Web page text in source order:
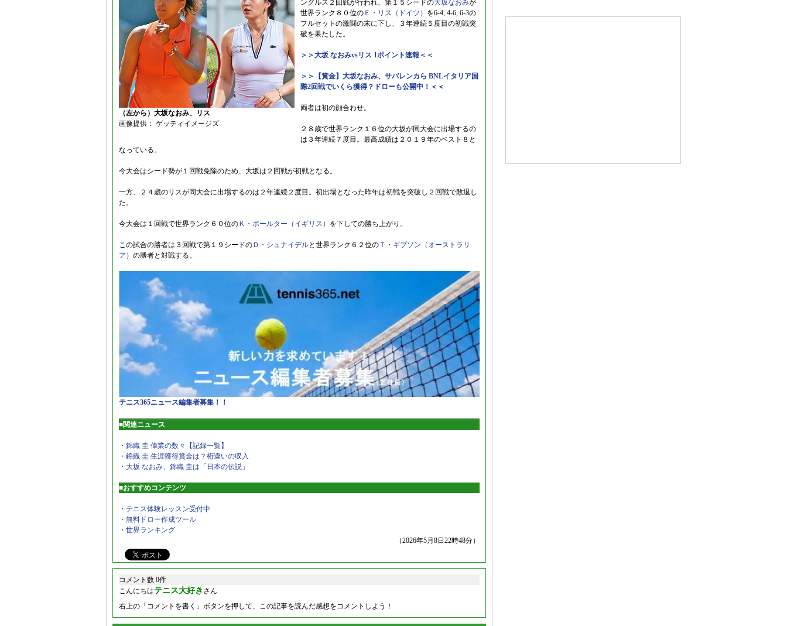
（左から）大坂なおみ、リス
画像提供： ゲッティイメージズ
ングルス２回戦が行われ、第１５シードの大坂なおみが
世界ランク８０位の Ｅ・リス（ドイツ） を6-4, 4-6, 6-3の
フルセットの激闘の末に下し、３年連続５度目の初戦突
破を果たした。
＞＞大坂 なおみvsリス 1ポイント速報＜＜
＞＞【賞金】大坂なおみ、サバレンカら BNLイタリア国
際2回戦でいくら獲得？ドローも公開中！＜＜
両者は初の顔合わせ。
２８歳で世界ランク１６位の大坂が同大会に出場するの
は３年連続７度目。最高成績は２０１９年のベスト８と
なっている。
今大会はシード勢が１回戦免除のため、大坂は２回戦が初戦となる。
一方、２４歳のリスが同大会に出場するのは２年連続２度目。初出場となった昨年は初戦を突破し２回戦で敗退し
た。
今大会は１回戦で世界ランク６０位のＫ・ボールター（イギリス） を下しての勝ち上がり。
この試合の勝者は３回戦で第１９シードのＤ・シュナイデルと世界ランク６２位の Ｔ・ギブソン（オーストラリ
ア） の勝者と対戦する。
テニス365ニュース編集者募集！！
■関連ニュース
・錦織 圭 偉業の数々【記録一覧】
・錦織 圭 生涯獲得賞金は？桁違いの収入
・大坂 なおみ、錦織 圭は「日本の伝説」
■おすすめコンテンツ
・テニス体験レッスン受付中
・無料ドロー作成ツール
・世界ランキング
（2026年5月8日22時48分）
コメント数 0件
こんにちはテニス大好き さん
右上の「コメントを書く」ボタンを押して、この記事を読んだ感想をコメントしよう！